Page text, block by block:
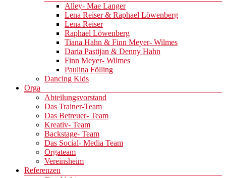
Alley- Mae Langer
Lena Reiser & Raphael Löwenberg
Lena Reiser
Raphael Löwenberg
Tiana Hahn & Finn Meyer- Wilmes
Daria Pastijan & Denny Hahn
Finn Meyer- Wilmes
Paulina Fölling
Dancing Kids
Orga
Abteilungsvorstand
Das Trainer-Team
Das Betreuer- Team
Kreativ- Team
Backstage- Team
Das Social- Media Team
Orgateam
Vereinsheim
Referenzen